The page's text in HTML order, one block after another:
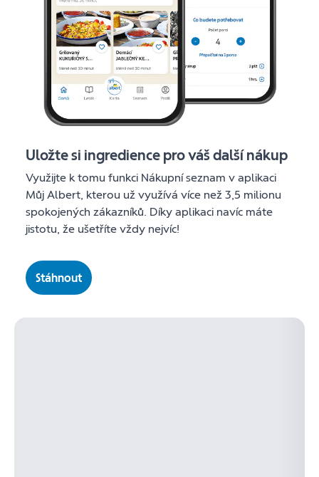
Uložte si ingredience pro váš další nákup
Využijte k tomu funkci Nákupní seznam v aplikaci
Můj Albert, kterou už využívá více než 3,5 milionu
spokojených zákazníků. Díky aplikaci navíc máte
jistotu, že ušetříte vždy nejvíc!
Stáhnout